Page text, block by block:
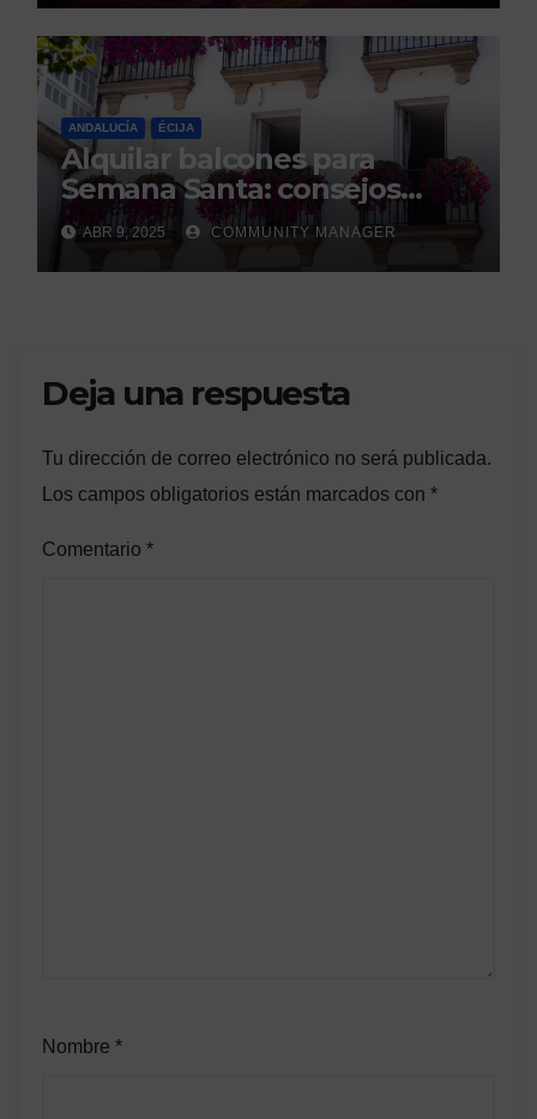
ANDALUCÍA ÉCIJA
Alquilar balcones para
Semana Santa: consejos
legales de la Asociación
Española de Consumidores.
ABR 9, 2025 COMMUNITY MANAGER
Deja una respuesta
Tu dirección de correo electrónico no será publicada.
Los campos obligatorios están marcados con *
Comentario *
Nombre *